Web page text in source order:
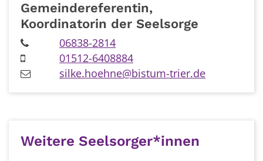
Gemeindereferentin,
Koordinatorin der Seelsorge
06838-2814
01512-6408884
silke.hoehne@bistum-trier.de
Weitere Seelsorger*innen